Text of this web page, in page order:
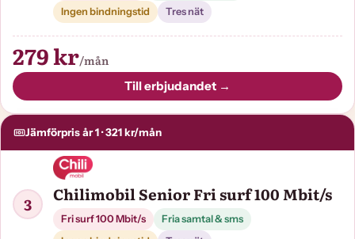
Ingen bindningstid
Tres nät
279 kr/mån
Till erbjudandet →
Jämförpris år 1 · 321 kr/mån
3 Chilimobil Senior Fri surf 100 Mbit/s
Fri surf 100 Mbit/s
Fria samtal & sms